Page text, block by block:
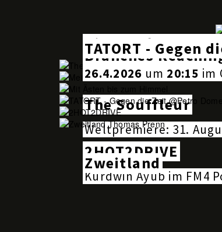
The Souffleur
Weltpremiere: 31.
Pieces of my
Branches
TATORT - Gegen
26.4.2026 um 20:15 im
2HOT2DRIVE
Kurdwin Ayub im FM4
Zweitland